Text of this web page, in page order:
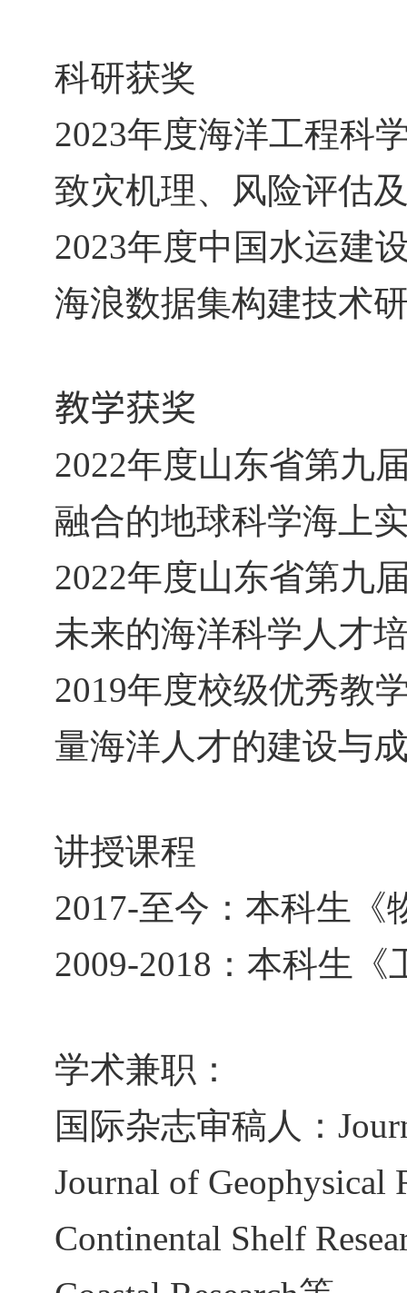
科研获奖
2023年度海洋工程科
致灾机理、风险评估
2023年度中国水运建
海浪数据集构建技术
教学获奖
2022年度山东省第九
融合的地球科学海上
2022年度山东省第九
未来的海洋科学人才
2019年度校级优秀教
量海洋人才的建设与
讲授课程
2017-至今：本科生《
2009-2018 ：本科生
学术兼职：
国际杂志审稿人：
Journal of Geophysical
Continental Shelf